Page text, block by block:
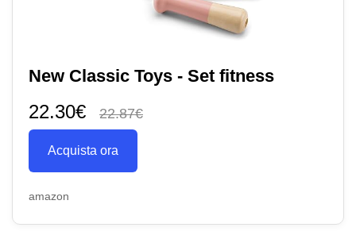
New Classic Toys - Set fitness
22.30€ 22.87€
Acquista ora
amazon